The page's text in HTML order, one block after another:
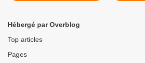
Hébergé par Overblog
Top articles
Pages